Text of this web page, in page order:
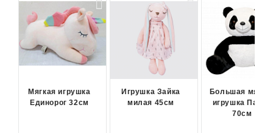
Мягкая игрушка
Единорог 32см
Игрушка Зайка
милая 45см
Большая
игрушка Панда
70см